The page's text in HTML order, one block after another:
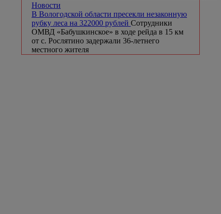
Новости
В Вологодской области пресекли незаконную
рубку леса на 322000 рублей Сотрудники
ОМВД «Бабушкинское» в ходе рейда в 15 км
от с. Рослятино задержали 36-летнего
местного жителя